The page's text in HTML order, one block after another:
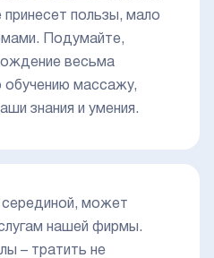
принесет пользы, мало
Подумайте,
весьма
обучению массажу,
знания и умения.
может
нашей фирмы.
– тратить не